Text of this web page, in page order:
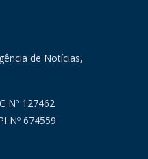
de Notícias,
Nº 127462
Nº 674559